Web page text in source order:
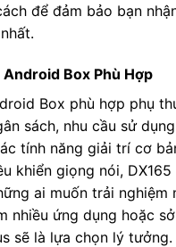
để đảm bảo bạn
Box Phù Hợp
Box phù hợp phụ
sách, nhu cầu sử
tính năng giải trí cơ
khiển giọng nói,
ai muốn trải nghiệm
nhiều ứng dụng hoặc
sẽ là lựa chọn lý